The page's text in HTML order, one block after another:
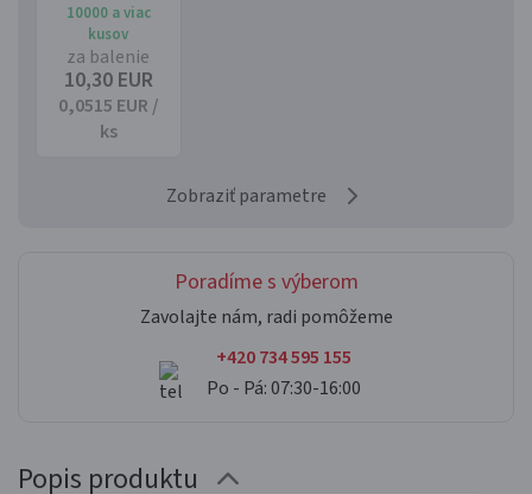
10000 a viac
kusov
za balenie
10,30 EUR
0,0515 EUR /
ks
Zobraziť parametre
Poradíme s výberom
Zavolajte nám, radi pomôžeme
+420 734 595 155
Po - Pá: 07:30-16:00
Popis produktu